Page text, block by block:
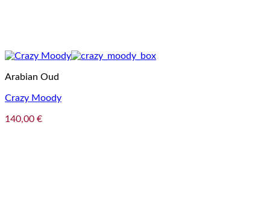
Arabian Oud
Crazy Moody
140,00 €